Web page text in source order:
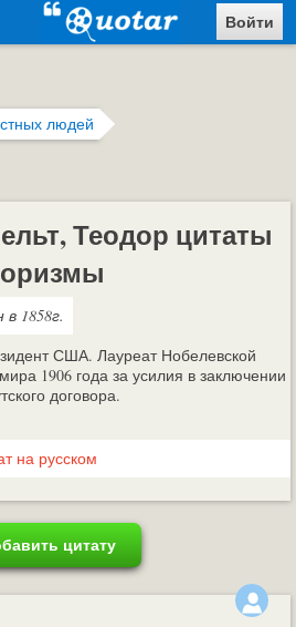
Войти
людей
Теодор цитаты
1858г.
США. Лауреат Нобелевской
1906 года за усилия в заключении
договора.
на русском
цитату